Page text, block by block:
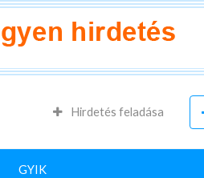
Hirdetés feladása
GYIK